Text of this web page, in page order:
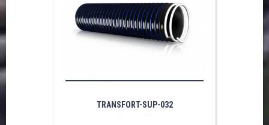
TRANSFORT-SUP-032